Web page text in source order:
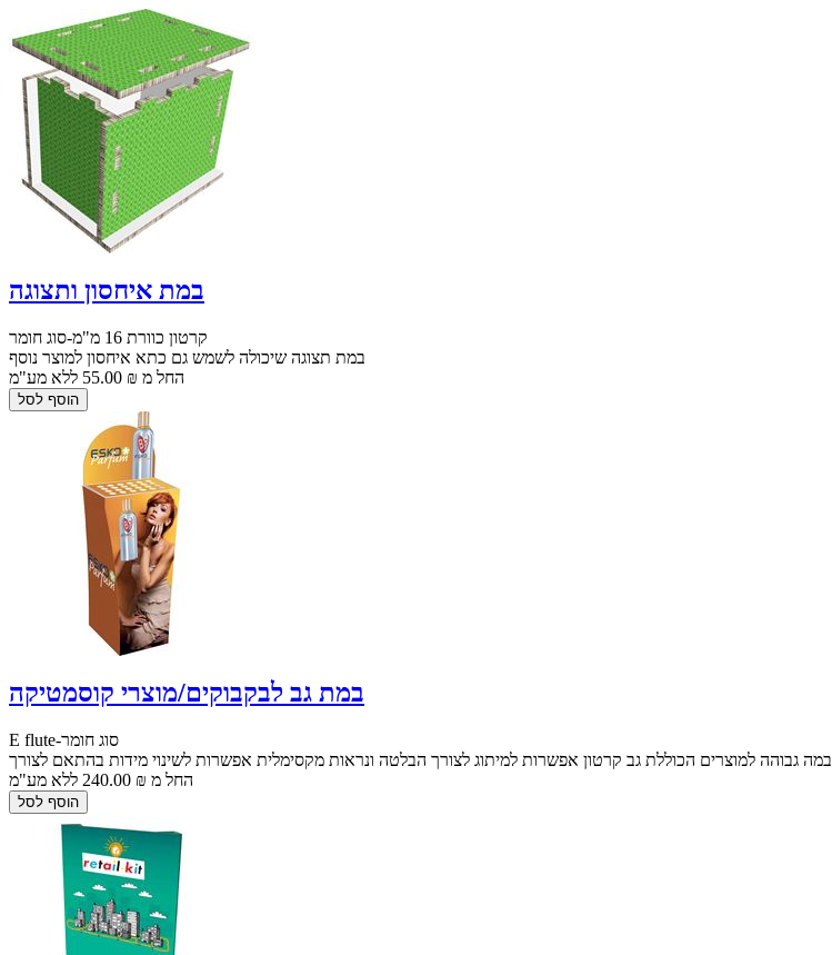
במת איחסון ותצוגה
קרטון כוורת 16 מ"מ-סוג חומר
במת תצוגה שיכולה לשמש גם כתא איחסון למוצר נוסף
החל מ ₪ 55.00 ללא מע"מ
במת גב לבקבוקים/מוצרי קוסמטיקה
E flute-סוג חומר
במה גבוהה למוצרים הכוללת גב קרטון אפשרות למיתוג לצורך הבלטה ונראות מקסימלית אפשרות לשינוי מידות בהתאם לצורך
החל מ ₪ 240.00 ללא מע"מ